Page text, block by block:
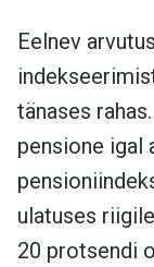
Eelnev
tänases
pensione igal
ulatuses
20 protsendi